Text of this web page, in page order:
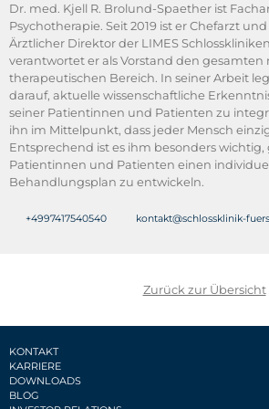
kaffee-mythen-im-faktencheck-
Wang, L., Shen, X., Wu, Y. & Zhang,
and caffeine consumption and
analysis of observational studies.
Zealand Journal of Psychiatry,
doi:10.1177/0004867415603131
Dr. med. Kjell R. Brolund-Spaether ist
Psychotherapie. Seit 2019 ist er Chefarzt
Ärztlicher Direktor der LIMES
verantwortet er als Vorstand den gesamten
therapeutischen Bereich. In seiner Arbeit
darauf, aktuelle wissenschaftliche
seiner Patientinnen und Patienten zu
ihn im Mittelpunkt, dass jeder Mensch
Entsprechend ist es ihm besonders
Patientinnen und Patienten einen
Behandlungsplan zu entwickeln.
+4997417540540 kontakt@schlossklinik-
Zurück zur Übersicht
KONTAKT
KARRIERE
DOWNLOADS
BLOG